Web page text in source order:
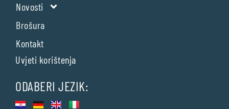
Novosti
Brošura
Kontakt
Uvjeti korištenja
ODABERI JEZIK: